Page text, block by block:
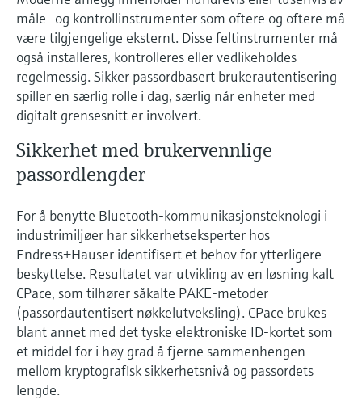
velg ditt relevante industriformål for å sikre
et pålitelig utvalg.
Informasjon om enheten
Få tilgang til spesifikke enhetsopplysninger
(bruksanvisning, teknisk informasjon, nyere
produkter og reservedeler) ved å skrive inn
serienummeret som finnes på enhetens
typeskilt.
Finn reservedeler
Finn riktig reservedel ved å skrive inn
produktrot, ordrekode eller serienummer
Handle alt
Fotometre til industrien
TS-måling med
mikrobølgeteknologi
Enklere væskeanalyse med
Memosens-teknologi
Handle alt
måle- og kontrollinstrumenter som oftere og oftere må
være tilgjengelige eksternt. Disse feltinstrumenter må
også installeres, kontrolleres eller vedlikeholdes
regelmessig. Sikker passordbasert brukerautentisering
spiller en særlig rolle i dag, særlig når enheter med
digitalt grensesnitt er involvert.
Sikkerhet med brukervennlige
passordlengder
For å benytte Bluetooth-kommunikasjonsteknologi i
industrimiljøer har sikkerhetseksperter hos
Endress+Hauser identifisert et behov for ytterligere
beskyttelse. Resultatet var utvikling av en løsning kalt
CPace, som tilhører såkalte PAKE-metoder
(passordautentisert nøkkelutveksling). CPace brukes
blant annet med det tyske elektroniske ID-kortet som
et middel for i høy grad å fjerne sammenhengen
mellom kryptografisk sikkerhetsnivå og passordets
lengde.